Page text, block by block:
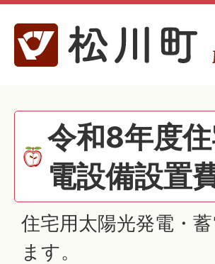
令和8年度
電設備設置
住宅用太陽光発電・
ます。